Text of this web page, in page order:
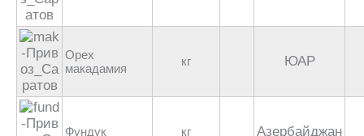
Орех
макадамия
кг ЮАР
Фундук кг Азербайджан